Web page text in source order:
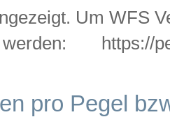
Um WFS
https://
pro Pegel